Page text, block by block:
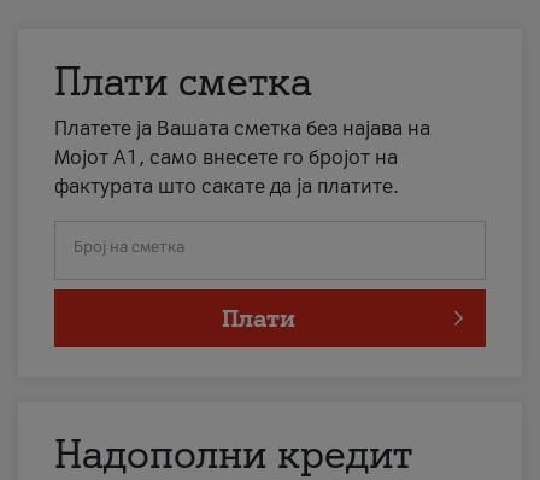
Плати сметка
Платете ја Вашата сметка без најава на
Мојот А1, само внесете го бројот на
фактурата што сакате да ја платите.
Број на сметка
Плати
Надополни кредит